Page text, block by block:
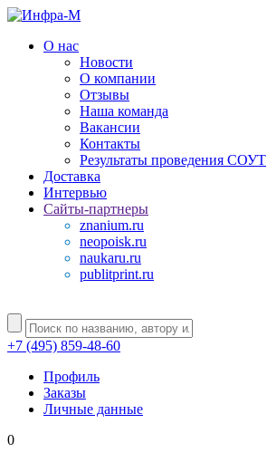
О нас
Новости
О компании
Отзывы
Наша команда
Вакансии
Контакты
Результаты проведения СОУТ
Доставка
Интервью
Сайты-партнеры
znanium.ru
neopoisk.ru
naukaru.ru
publitprint.ru
+7 (495) 859-48-60
Профиль
Заказы
Личные данные
0